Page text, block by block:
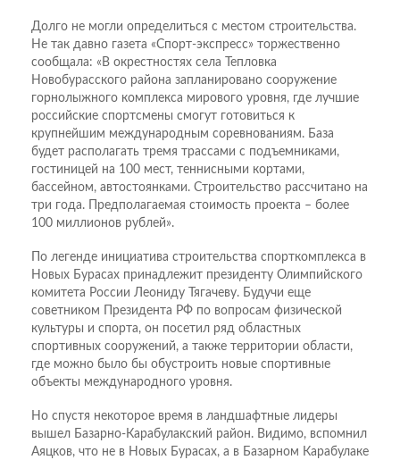
Долго не могли определиться с местом строительства.
Не так давно газета «Спорт-экспресс» торжественно
сообщала: «В окрестностях села Тепловка
Новобурасского района запланировано сооружение
горнолыжного комплекса мирового уровня, где лучшие
российские спортсмены смогут готовиться к
крупнейшим международным соревнованиям. База
будет располагать тремя трассами с подъемниками,
гостиницей на 100 мест, теннисными кортами,
бассейном, автостоянками. Строительство рассчитано на
три года. Предполагаемая стоимость проекта – более
100 миллионов рублей».
По легенде инициатива строительства спорткомплекса в
Новых Бурасах принадлежит президенту Олимпийского
комитета России Леониду Тягачеву. Будучи еще
советником Президента РФ по вопросам физической
культуры и спорта, он посетил ряд областных
спортивных сооружений, а также территории области,
где можно было бы обустроить новые спортивные
объекты международного уровня.
Но спустя некоторое время в ландшафтные лидеры
вышел Базарно-Карабулакский район. Видимо, вспомнил
Аяцков, что не в Новых Бурасах, а в Базарном Карабулаке